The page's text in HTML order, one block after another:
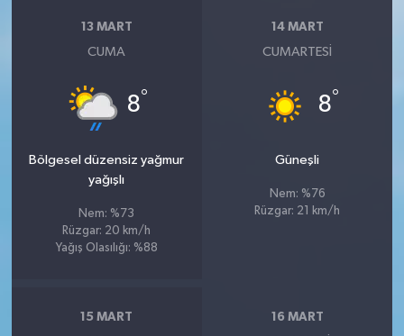
13 MART
CUMA
8°
Bölgesel düzensiz yağmur
yağışlı
Nem: %73
Rüzgar: 20 km/h
Yağış Olasılığı: %88
14 MART
CUMARTESI
8°
Güneşli
Nem: %76
Rüzgar: 21 km/h
15 MART 16 MART